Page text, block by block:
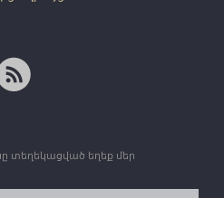
տեղեկացված եղեք մեր